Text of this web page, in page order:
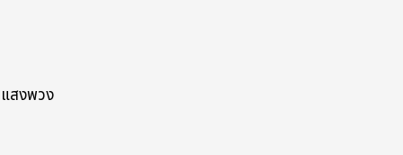
สงพวง